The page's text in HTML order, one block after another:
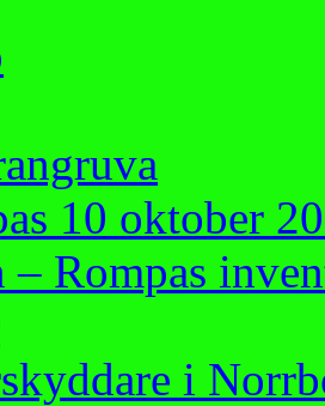
10 oktober
– Rompas
i